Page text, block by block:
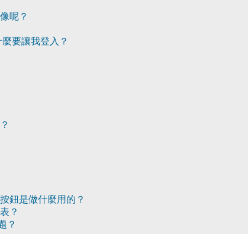
呢？
要讓我登入？
鈕是做什麼用的？
？
？